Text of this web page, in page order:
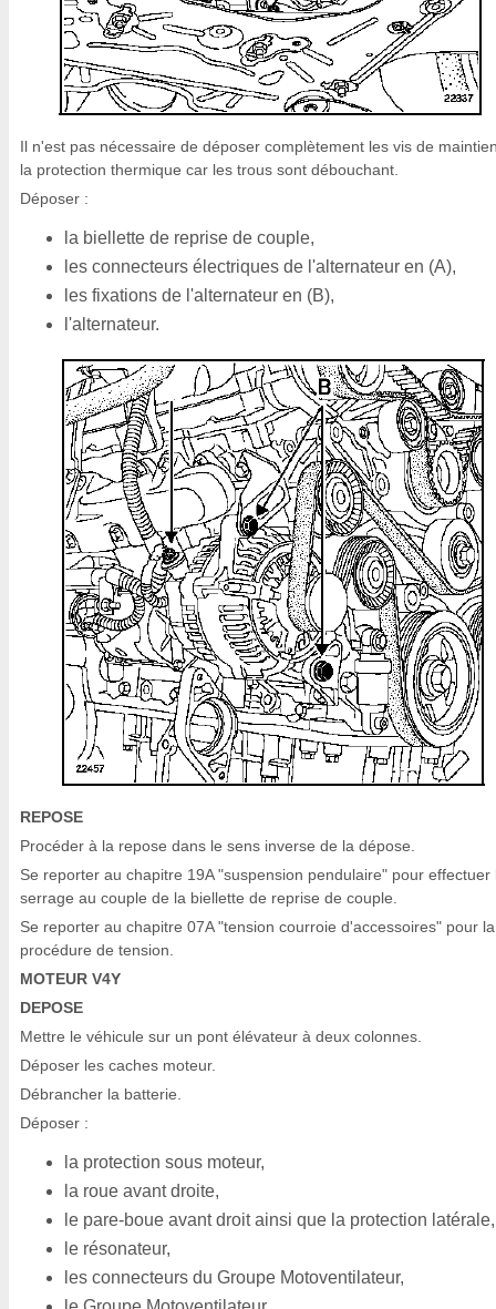
Il n'est pas nécessaire de déposer complètement les vis de
la protection thermique car les trous sont débouchant.
Déposer :
la biellette de reprise de couple,
les connecteurs électriques de l'alternateur en (A),
les fixations de l'alternateur en (B),
l'alternateur.
REPOSE
Procéder à la repose dans le sens inverse de la dépose.
Se reporter au chapitre 19A "suspension pendulaire" pour effectuer
serrage au couple de la biellette de reprise de couple.
Se reporter au chapitre 07A "tension courroie d'accessoires" pour la
procédure de tension.
MOTEUR V4Y
DEPOSE
Mettre le véhicule sur un pont élévateur à deux colonnes.
Déposer les caches moteur.
Débrancher la batterie.
Déposer :
la protection sous moteur,
la roue avant droite,
le pare-boue avant droit ainsi que la protection latérale,
le résonateur,
les connecteurs du Groupe Motoventilateur,